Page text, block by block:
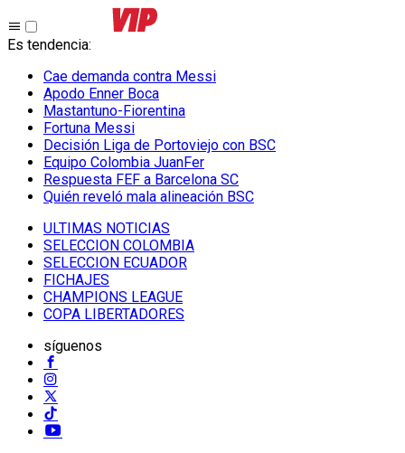
Es tendencia:
Cae demanda contra Messi
Apodo Enner Boca
Mastantuno-Fiorentina
Fortuna Messi
Decisión Liga de Portoviejo con BSC
Equipo Colombia JuanFer
Respuesta FEF a Barcelona SC
Quién reveló mala alineación BSC
ULTIMAS NOTICIAS
SELECCION COLOMBIA
SELECCION ECUADOR
FICHAJES
CHAMPIONS LEAGUE
COPA LIBERTADORES
síguenos